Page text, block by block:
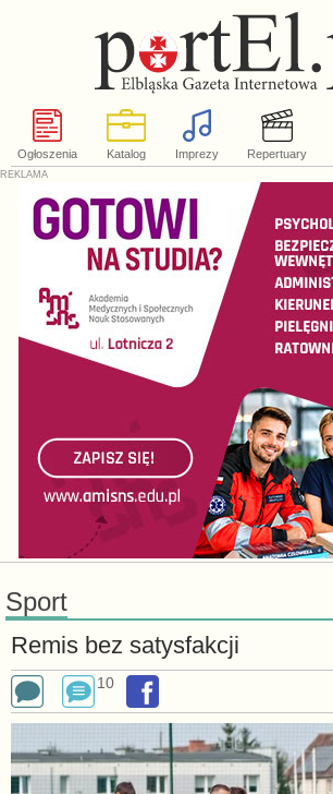
Ogłoszenia Katalog Imprezy Repertuary
Sport
Remis bez satysfakcji
10